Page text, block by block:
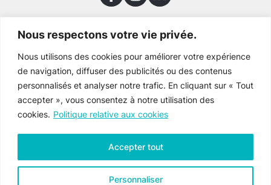
Nous respectons votre vie privée.
Nous utilisons des cookies pour améliorer votre expérience
de navigation, diffuser des publicités ou des contenus
personnalisés et analyser notre trafic. En cliquant sur « Tout
accepter », vous consentez à notre utilisation des
cookies. Politique relative aux cookies
Personnaliser
Accepter tout
Merci à nos partenaires